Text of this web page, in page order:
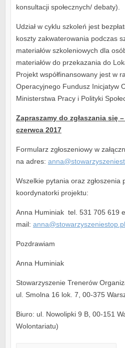
konsultacji społecznych/ debaty).
Udział w cyklu szkoleń jest
koszty zakwaterowania podczas
materiałów szkoleniowych dla
materiałów do przekazania do
Projekt współfinansowany jest w
Operacyjnego Fundusz Inicjatyw
Ministerstwa Pracy i Polityki
Zapraszamy do zgłaszania się
czerwca 2017
Formularz zgłoszeniowy w
na adres:
Wszelkie pytania oraz zgłoszenia
koordynatorki projektu:
Anna Huminiak tel. 531 705 619
mail: anna@stowarzyszeniestop.pl
Pozdrawiam
Anna Huminiak
Stowarzyszenie Trenerów
ul. Smolna 16 lok. 7, 00-375
Biuro: ul. Nowolipki 9 B, 00-151
Wolontariatu)